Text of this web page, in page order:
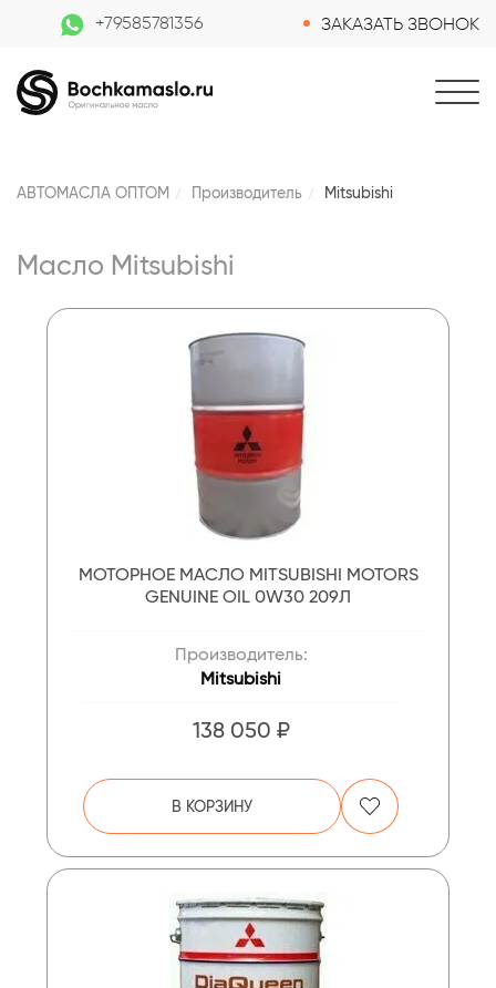
+79585781356 ЗАКАЗАТЬ ЗВОНОК
АВТОМАСЛА ОПТОМ Производитель Mitsubishi
Масло Mitsubishi
МОТОРНОЕ МАСЛО MITSUBISHI МOTORS
GENUINE OIL 0W30 209Л
Производитель:
Mitsubishi
138 050 ₽
В КОРЗИНУ